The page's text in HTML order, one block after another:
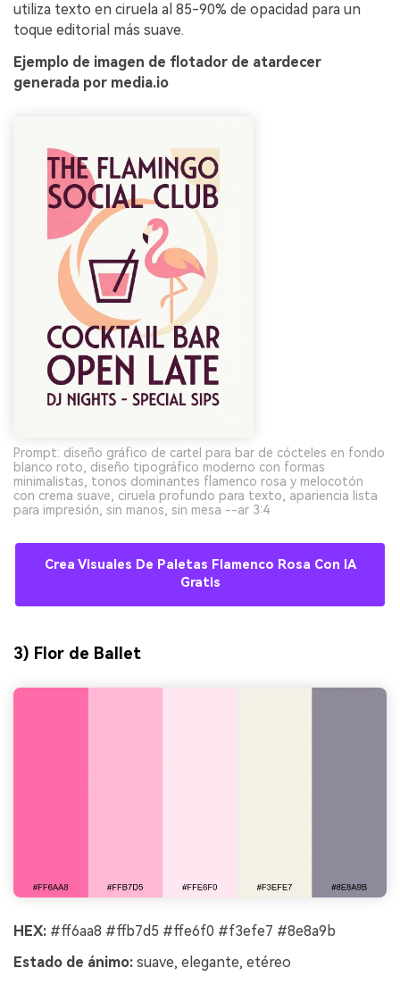
utiliza texto en ciruela al 85-90% de opacidad para un
toque editorial más suave.
Ejemplo de imagen de flotador de atardecer
generada por media.io
Prompt: diseño gráfico de cartel para bar de cócteles en fondo
blanco roto, diseño tipográfico moderno con formas
minimalistas, tonos dominantes flamenco rosa y melocotón
con crema suave, ciruela profundo para texto, apariencia lista
para impresión, sin manos, sin mesa --ar 3:4
Crea Visuales De Paletas Flamenco Rosa Con IA
Gratis
3) Flor de Ballet
HEX: #ff6aa8 #ffb7d5 #ffe6f0 #f3efe7 #8e8a9b
Estado de ánimo: suave, elegante, etéreo